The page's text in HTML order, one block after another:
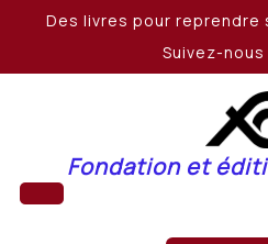
Des livres pour
Suivez-nous
Fondation et